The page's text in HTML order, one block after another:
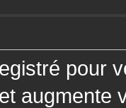
pour
augmente